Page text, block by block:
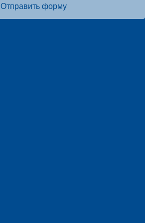
Отправить форму